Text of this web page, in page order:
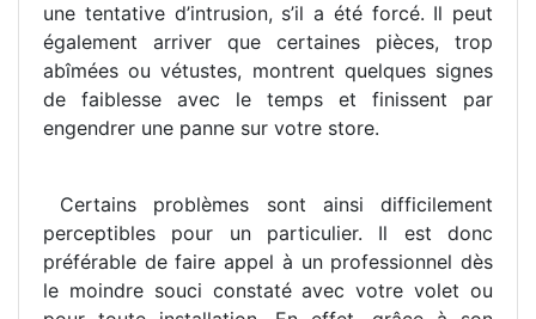
une tentative d’intrusion, s’il a été forcé. Il peut
également arriver que certaines pièces, trop
abîmées ou vétustes, montrent quelques signes
de faiblesse avec le temps et finissent par
engendrer une panne sur votre store.
Certains problèmes sont ainsi difficilement
perceptibles pour un particulier. Il est donc
préférable de faire appel à un professionnel dès
le moindre souci constaté avec votre volet ou